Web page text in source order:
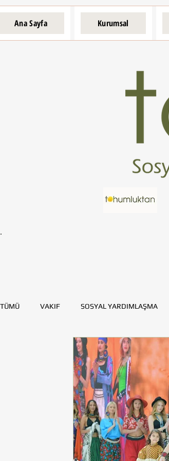
Ana Sayfa Kurumsal
TÜMÜ VAKIF SOSYAL YARDIMLAŞMA
SAĞLIK KAYNAK GELİŞTİRME
DENİZLİ DİYARBAKIR
TOHUMLUKTAN